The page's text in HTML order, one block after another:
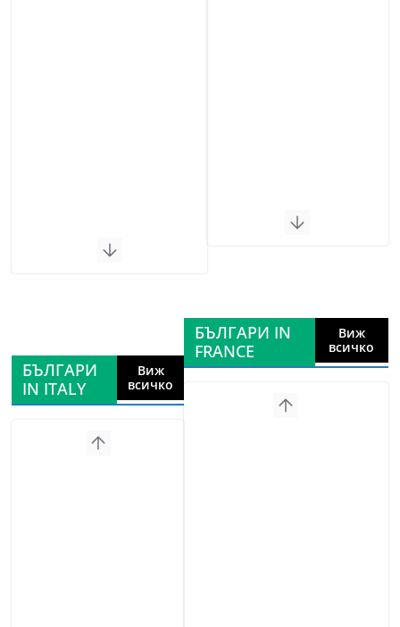
БЪЛГАРИ
IN ITALY
Виж
всичко
БЪЛГАРИ IN
FRANCE
Виж
всичко